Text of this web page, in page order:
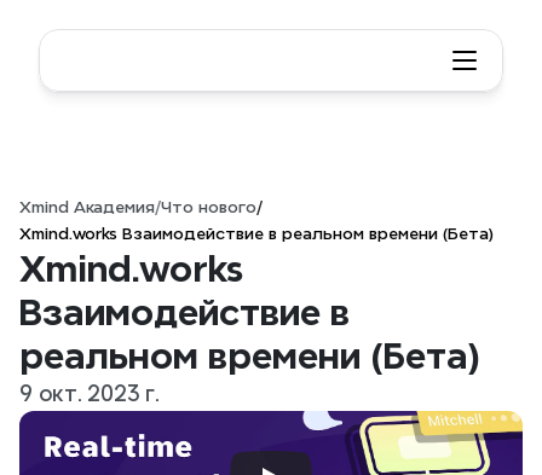
Xmind Академия/Что нового/
Xmind.works Взаимодействие в реальном времени (Бета)
Xmind.works
Взаимодействие в
реальном времени (Бета)
9 окт. 2023 г.